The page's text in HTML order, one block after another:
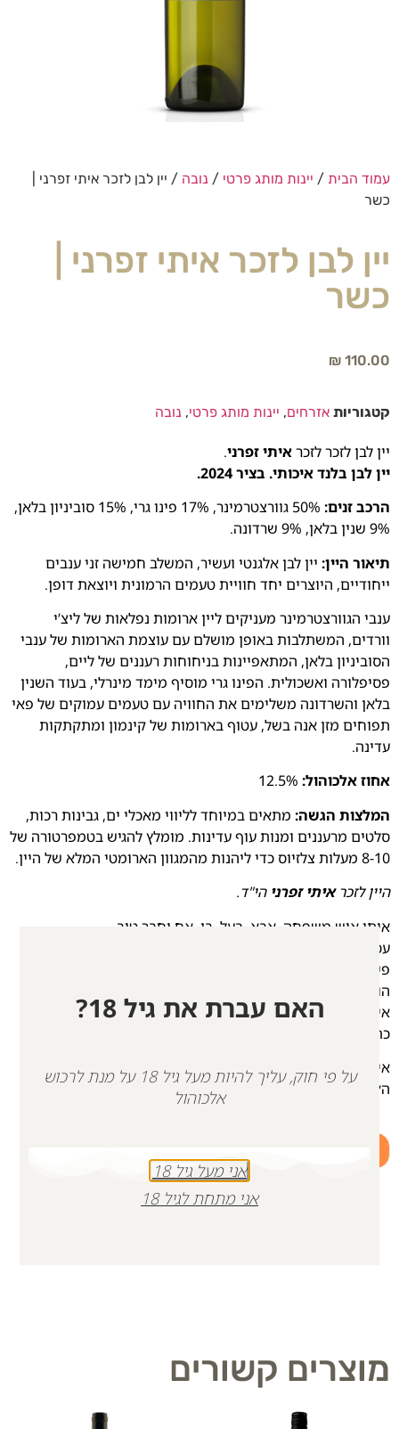
עמוד הבית / יינות מותג פרטי / נובה / יין לבן לזכר איתי זפרני |
כשר
יין לבן לזכר איתי זפרני |
כשר
₪ 110.00
קטגוריות אזרחים, יינות מותג פרטי, נובה
יין לבן לזכר לזכראיתי זפרני.
יין לבן בלנד איכותי. בציר 2024.
הרכב זנים:
50% גוורצטרמינר, 17% פינו גרי, 15% סוביניון בלאן,
9% שנין בלאן, 9% שרדונה.
תיאור היין: יין לבן אלגנטי ועשיר, המשלב חמישה זני ענבים
ייחודיים, היוצרים יחד חוויית טעמים הרמונית ויוצאת דופן.
ענבי הגוורצטרמינר מעניקים ליין ארומות נפלאות של ליצ’י
וורדים, המשתלבות באופן מושלם עם עוצמת הארומות של ענבי
הסוביניון בלאן, המתאפיינות בניחוחות רעננים של ליים,
פסיפלורה ואשכולית. הפינו גרי מוסיף מימד מינרלי, בעוד השנין
בלאן והשרדונה משלימים את החוויה עם טעמים עמוקים של פאי
תפוחים מזן אנה בשל, עטוף בארומות של קינמון ומתקתקות
עדינה.
אחוז אלכוהול:
המלצות הגשה: מתאים במיוחד לליווי מאכלי ים, גבינות רכות,
סלטים מרעננים ומנות עוף עדינות. מומלץ להגיש בטמפרטורה של
8-10 מעלות צלזיוס כדי ליהנות מהמגוון הארומטי המלא של היין.
היין לזכראיתי זפרני הי"ד.
איתי איש משפחה. אבא, בעל, בן, אח וחבר טוב.
עסק בבניין הארץ תוך הקפדה על מקצועיות ואנושיות ללא
פשרות.
הוא ידע לקרוא את השטח ולרתום אנשים למען המטרה.
איתי היה צעיר יוצא דופן, האיש הכי מצחיק בחבורה שהיווה
כתובת לכל מכריו.
איתי נרצח על ידי מחבלים בעיקול מפלסים, בהמלטו מפסטיבל
ה׳נובה’ כשהוא בן 35 וחצי בלבד.
הוספה לסל
מוצרים קשורים
האם עברת את גיל 18?
על פי חוק, עליך להיות מעל גיל 18 על מנת לרכוש
אלכוהול
אני מעל גיל 18
אני מתחת לגיל 18